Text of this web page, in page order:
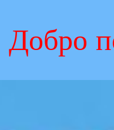
Добро